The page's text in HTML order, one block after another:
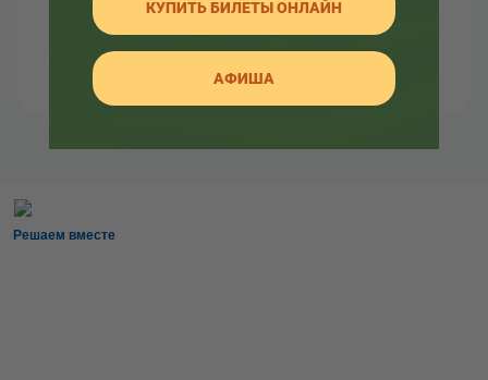
Решаем вместе
КУПИТЬ БИЛЕТЫ ОНЛАЙН
АФИША